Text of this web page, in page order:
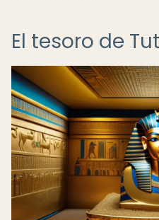
El tesoro de